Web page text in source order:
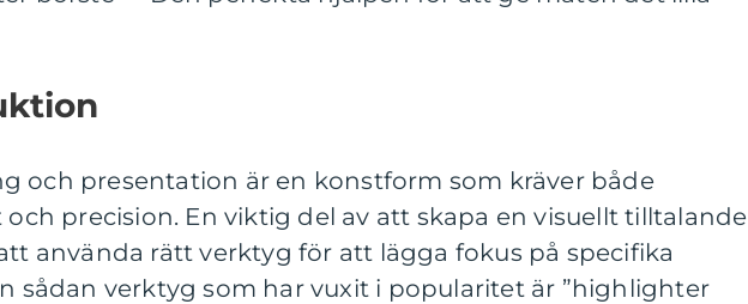
och presentation är en konstform som kräver både
precision. En viktig del av att skapa en visuellt tilltalande
använda rätt verktyg för att lägga fokus på specifika
sådan verktyg som har vuxit i popularitet är ”highlighter